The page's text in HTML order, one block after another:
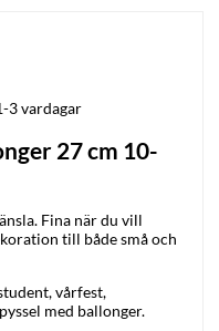
3 vardagar
27 cm 10-
Fina när du vill
till både små och
vårfest,
med ballonger.